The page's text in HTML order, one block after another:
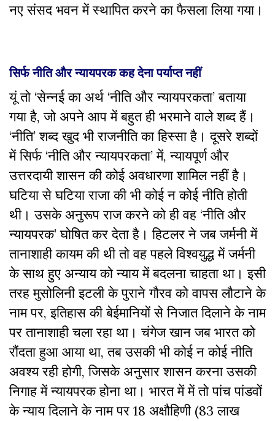
नए संसद भवन में स्थापित करने का फैसला लिया गया।
सिर्फ नीति और न्यायपरक कह देना पर्याप्त नहीं
यूं तो ‘सेन्नई का अर्थ ‘नीति और न्यायपरकता’ बताया
गया है, जो अपने आप में बहुत ही भरमाने वाले शब्द हैं।
‘नीति’ शब्द खुद भी राजनीति का हिस्सा है। दूसरे शब्दों
में सिर्फ ‘नीति और न्यायपरकता’ में, न्यायपूर्ण और
उत्तरदायी शासन की कोई अवधारणा शामिल नहीं है।
घटिया से घटिया राजा की भी कोई न कोई नीति होती
थी। उसके अनुरूप राज करने को ही वह ‘नीति और
न्यायपरक’ घोषित कर देता है। हिटलर ने जब जर्मनी में
तानाशाही कायम की थी तो वह पहले विश्वयुद्ध में जर्मनी
के साथ हुए अन्याय को न्याय में बदलना चाहता था। इसी
तरह मुसोलिनी इटली के पुराने गौरव को वापस लौटाने के
नाम पर, इतिहास की बेईमानियों से निजात दिलाने के नाम
पर तानाशाही चला रहा था। चंगेज खान जब भारत को
रौंदता हुआ आया था, तब उसकी भी कोई न कोई नीति
अवश्य रही होगी, जिसके अनुसार शासन करना उसकी
निगाह में न्यायपरक होना था। भारत में में तो पांच पांडवों
के न्याय दिलाने के नाम पर 18 अक्षौहिणी (83 लाख